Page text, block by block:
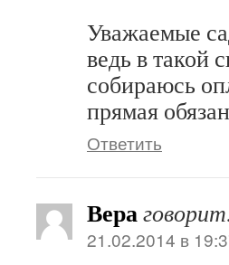
Уважаемые
ведь в такой
собираюсь
прямая
Ответить
Вера
21.02.2014 в